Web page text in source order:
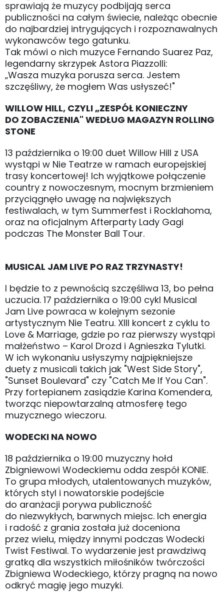
sprawiają że muzycy podbijają serca
publiczności na całym świecie, należąc obecnie
do najbardziej intrygujących i rozpoznawalnych
wykonawców tego gatunku.
Tak mówi o nich muzyce Fernando Suarez Paz,
legendarny skrzypek Astora Piazzolli:
„Wasza muzyka porusza serca. Jestem
szczęśliwy, że mogłem Was usłyszeć!"
WILLOW HILL, CZYLI „ZESPÓŁ KONIECZNY
DO ZOBACZENIA" WEDŁUG MAGAZYN ROLLING
STONE
13 października o 19:00 duet Willow Hill z USA
wystąpi w Nie Teatrze w ramach europejskiej
trasy koncertowej! Ich wyjątkowe połączenie
country z nowoczesnym, mocnym brzmieniem
przyciągnęło uwagę na największych
festiwalach, w tym Summerfest i Rocklahoma,
oraz na oficjalnym Afterparty Lady Gagi
podczas The Monster Ball Tour.
MUSICAL JAM LIVE PO RAZ TRZYNASTY!
I będzie to z pewnością szczęśliwa 13, bo pełna
uczucia. 17 października o 19:00 cykl Musical
Jam Live powraca w kolejnym sezonie
artystycznym Nie Teatru. XIII koncert z cyklu to
Love & Marriage, gdzie po raz pierwszy wystąpi
małżeństwo – Karol Drozd i Agnieszka Tylutki.
W ich wykonaniu usłyszymy najpiękniejsze
duety z musicali takich jak "West Side Story",
"Sunset Boulevard" czy "Catch Me If You Can".
Przy fortepianem zasiądzie Karina Komendera,
tworząc niepowtarzalną atmosferę tego
muzycznego wieczoru.
WODECKI NA NOWO
18 października o 19:00 muzyczny hołd
Zbigniewowi Wodeckiemu odda zespół KONIE.
To grupa młodych, utalentowanych muzyków,
których styl i nowatorskie podejście
do aranżacji porywa publiczność
do niezwykłych, barwnych miejsc. Ich energia
i radość z grania została już doceniona
przez wielu, między innymi podczas Wodecki
Twist Festiwal. To wydarzenie jest prawdziwą
gratką dla wszystkich miłośników twórczości
Zbigniewa Wodeckiego, którzy pragną na nowo
odkryć magię jego muzyki.